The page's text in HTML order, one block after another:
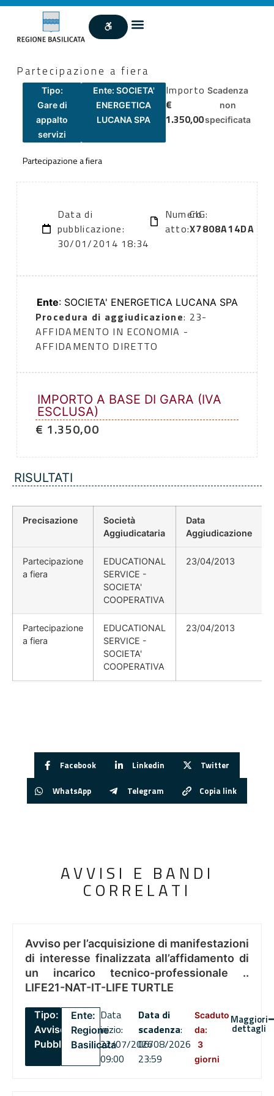
Partecipazione a fiera
Tipo:
Gare di
appalto
servizi
Ente: SOCIETA'
ENERGETICA
LUCANA SPA
Importo
€
1.350,00
Scadenza
non
specificata
Partecipazione a fiera
Data di
pubblicazione:
30/01/2014 18:34
Numero
atto:
CIG:
X7808A14DA
Ente: SOCIETA' ENERGETICA LUCANA SPA
Procedura di aggiudicazione: 23-
AFFIDAMENTO IN ECONOMIA -
AFFIDAMENTO DIRETTO
IMPORTO A BASE DI GARA (IVA
ESCLUSA)
€ 1.350,00
RISULTATI
Precisazione
Società
Aggiudicataria
Data
Aggiudicazione
Partecipazione
a fiera
EDUCATIONAL
SERVICE -
SOCIETA'
COOPERATIVA
23/04/2013
Partecipazione
a fiera
EDUCATIONAL
SERVICE -
SOCIETA'
COOPERATIVA
23/04/2013
Facebook Linkedin Twitter
WhatsApp Telegram Copia link
AVVISI E BANDI
CORRELATI
Avviso per l’acquisizione di manifestazioni
di interesse finalizzata all’affidamento di
un incarico tecnico-professionale ..
LIFE21-NAT-IT-LIFE TURTLE
Tipo:
Avviso
Pubblico
Ente:
Regione
Basilicata
Data
inizio:
22/07/2026
09:00
Data di
scadenza:
06/08/2026
23:59
Scaduto
da:
3
giorni
Maggiori
dettagli